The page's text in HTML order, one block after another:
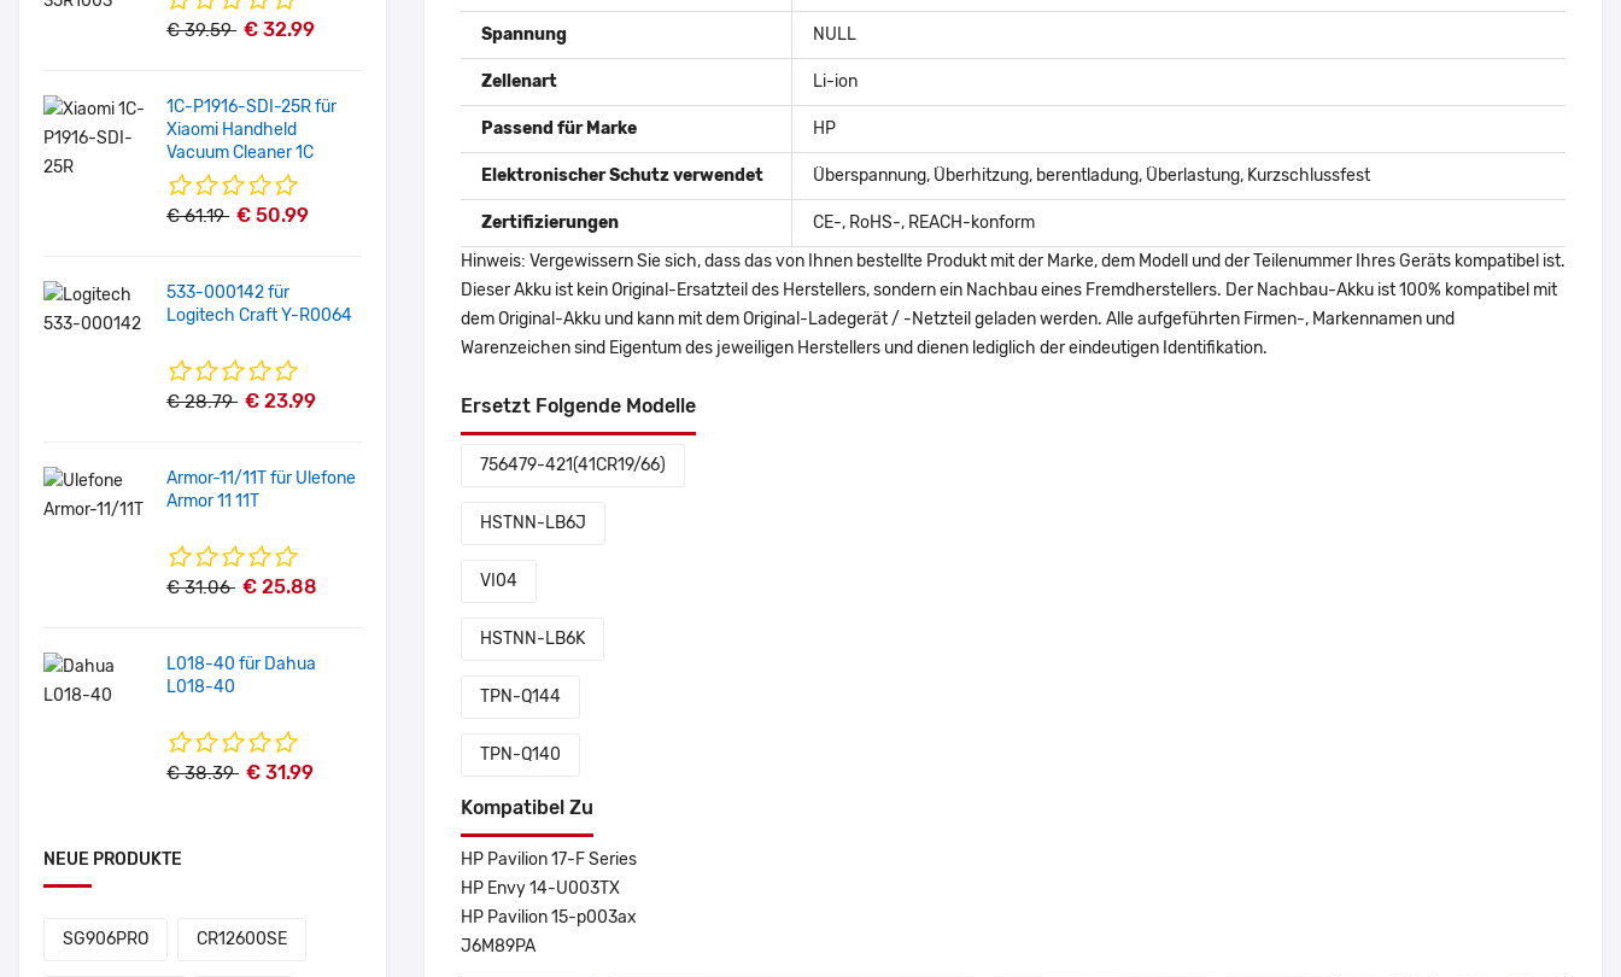
€ 39.59 € 32.99
1C-P1916-SDI-25R für
Xiaomi Handheld
Vacuum Cleaner 1C
€ 61.19 € 50.99
533-000142 für
Logitech Craft Y-R0064
€ 28.79 € 23.99
Armor-11/11T für Ulefone
Armor 11 11T
€ 31.06 € 25.88
L018-40 für Dahua
L018-40
€ 38.39 € 31.99
NEUE PRODUKTE
SG906PRO CR12600SE
Spannung NULL
Zellenart Li-ion
Passend für Marke HP
Elektronischer Schutz verwendet Überspannung, Überhitzung, berentladung, Überlastung, Kurzschlussfest
Zertifizierungen
CE-, RoHS-, REACH-konform
Hinweis: Vergewissern Sie sich, dass das von Ihnen bestellte Produkt mit der Marke, dem Modell und der Teilenummer Ihres Geräts kompatibel ist.
Dieser Akku ist kein Original-Ersatzteil des Herstellers, sondern ein Nachbau eines Fremdherstellers. Der Nachbau-Akku ist 100% kompatibel mit
dem Original-Akku und kann mit dem Original-Ladegerät / -Netzteil geladen werden. Alle aufgeführten Firmen-, Markennamen und
Warenzeichen sind Eigentum des jeweiligen Herstellers und dienen lediglich der eindeutigen Identifikation.
Ersetzt Folgende Modelle
756479-421(41CR19/66)
HSTNN-LB6J
VI04
HSTNN-LB6K
TPN-Q144
TPN-Q140
Kompatibel Zu
HP Pavilion 17-F Series
HP Envy 14-U003TX
HP Pavilion 15-p003ax
J6M89PA